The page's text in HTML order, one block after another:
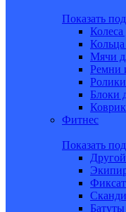
Показать
Колеса
Кольца
Мячи
Ремни
Блоки
Фитнес
Показать
Батуты